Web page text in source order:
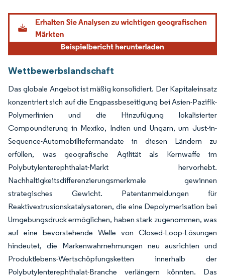
Bild © Mordor Intelligence. Wiederverwendung erfordert Namensnennung gemäß
Wettbewerbslandschaft
Das globale Angebot ist mäßig konsolidiert. Der Kapitaleinsatz
konzentriert sich auf die Engpassbeseitigung bei Asien-Pazifik-
Polymerlinien und die Hinzufügung lokalisierter
Compoundierung in Mexiko, Indien und Ungarn, um Just-in-
Sequence-Automobilliefermandate in diesen Ländern zu
erfüllen, was geografische Agilität als Kernwaffe im
Polybutylenterephthalat-Markt hervorhebt.
Nachhaltigkeitsdifferenzierungsmerkmale gewinnen
strategisches Gewicht. Patentanmeldungen für
Reaktivextrusionskatalysatoren, die eine Depolymerisation bei
Umgebungsdruck ermöglichen, haben stark zugenommen, was
auf eine bevorstehende Welle von Closed-Loop-Lösungen
hindeutet, die Markenwahrnehmungen neu ausrichten und
Produktlebens-Wertschöpfungsketten innerhalb der
Polybutylenterephthalat-Branche verlängern könnten. Das